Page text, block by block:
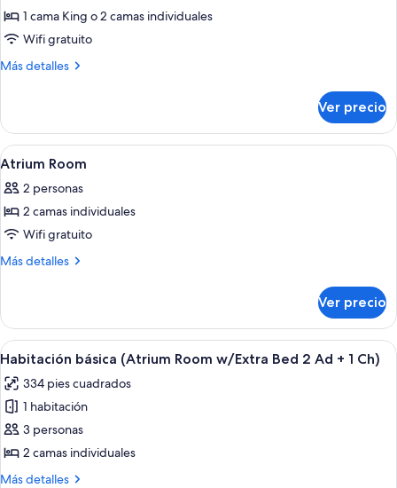
fotos
de
Superior
1 cama King o 2 camas individuales
Wifi gratuito
Más detalles
Más
Room
Ver precio
Abrir
todas
las
fotos
de
Atrium
Minibar, caja de seguridad en la
6
Atrium Room
2 personas
2 camas individuales
Wifi gratuito
Más detalles
Más
Room
Ver precio
Abrir
todas
las
fotos
de
Habitación
básica
Minibar, caja de seguridad en la
14
Habitación básica (Atrium Room w/Extra Bed 2 Ad + 1 Ch)
334 pies cuadrados
1 habitación
3 personas
2 camas individuales
Más detalles
Más